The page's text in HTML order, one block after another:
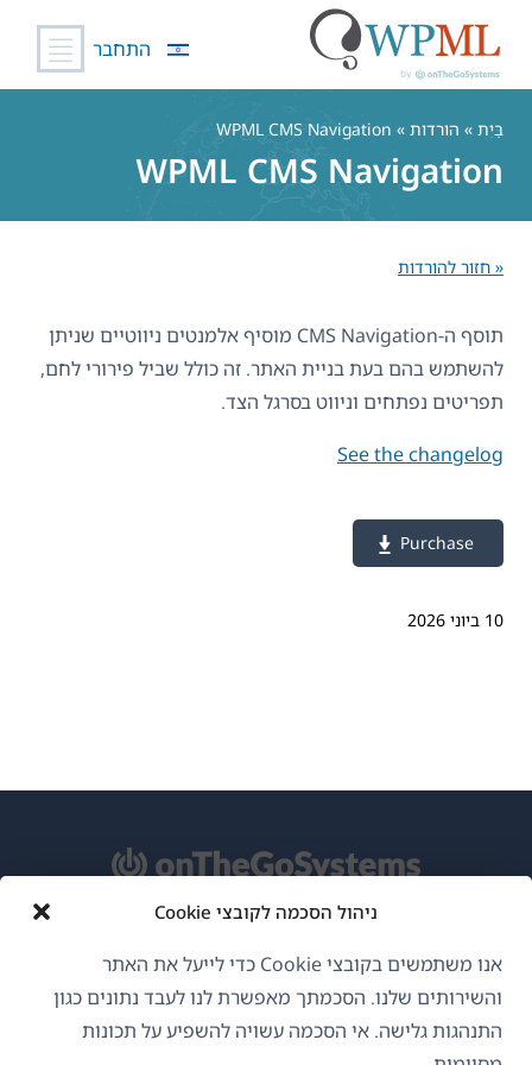
ניהול הסכמה לקובצי Cookie
אנו משתמשים בקובצי Cookie כדי לייעל את האתר
והשירותים שלנו. הסכמתך מאפשרת לנו לעבד נתונים כגון
התנהגות גלישה. אי הסכמה עשויה להשפיע על תכונות
לתוכן
התחבר
בַּיִת » הורדות » WPML CMS Navigation
WPML CMS Navigation
« חזור להורדות
תוסף ה-CMS Navigation מוסיף אלמנטים ניווטיים שניתן
להשתמש בהם בעת בניית האתר. זה כולל שביל פירורי לחם,
תפריטים נפתחים וניווט בסרגל הצד.
See the changelog
Purchase
10 ביוני 2026
GDPR ומדיניות פרטיות
הצטרף לצוות שלנו(נפתח